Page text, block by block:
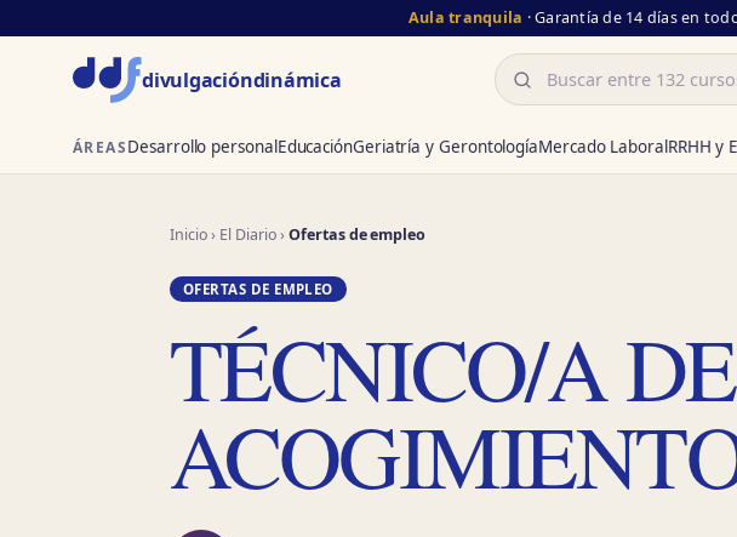
Aula tranquila · Garantía de 14 días en
divulgacióndinámica Buscar
ÁREASDesarrollo personalEducaciónGeriatría y GerontologíaMercado LaboralRRHH y
Inicio› El Diario›Ofertas de empleo
OFERTAS DE EMPLEO
TÉCNICO/A DE